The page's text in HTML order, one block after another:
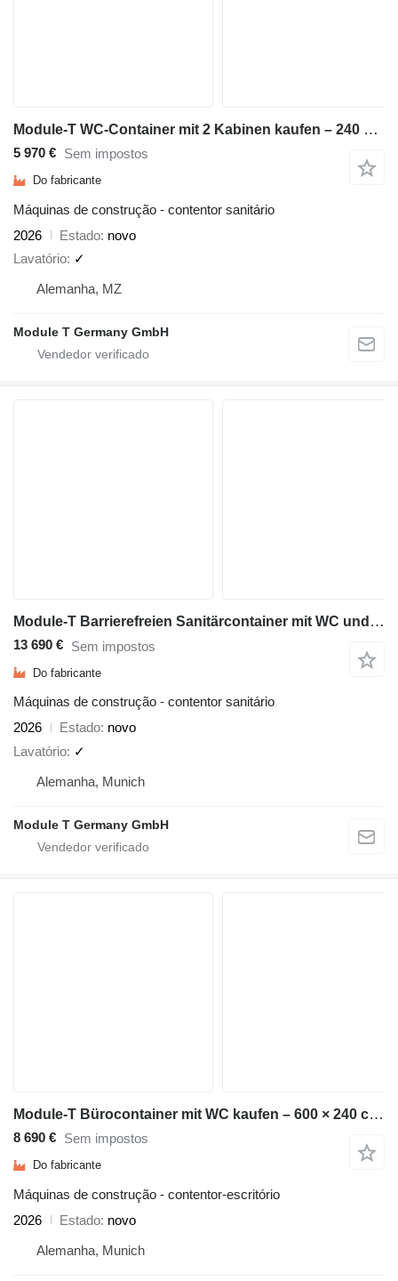
Module-T WC-Container mit 2 Kabinen kaufen – 240 × 240 cm | NEU
5 970 € Sem impostos
Do fabricante
Máquinas de construção - contentor sanitário
2026
Estado novo
Lavatório ✓
Alemanha, MZ
Module T Germany GmbH
Module-T Barrierefreien Sanitärcontainer mit WC und Dusche kaufen–14,4 m²
13 690 € Sem impostos
Do fabricante
Máquinas de construção - contentor sanitário
2026
Estado novo
Lavatório ✓
Alemanha, Munich
Module T Germany GmbH
Module-T Bürocontainer mit WC kaufen – 600 × 240 cm, 14,4 m² | NEU
8 690 € Sem impostos
Do fabricante
Máquinas de construção - contentor-escritório
2026
Estado novo
Alemanha, Munich